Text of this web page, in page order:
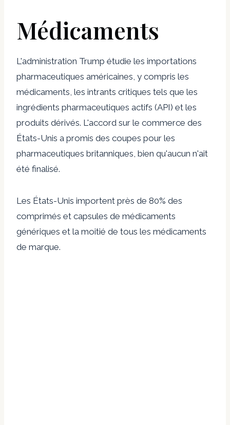
Médicaments
L'administration Trump étudie les importations
pharmaceutiques américaines, y compris les
médicaments, les intrants critiques tels que les
ingrédients pharmaceutiques actifs (API) et les
produits dérivés. L'accord sur le commerce des
États-Unis a promis des coupes pour les
pharmaceutiques britanniques, bien qu'aucun n'ait
été finalisé.
Les États-Unis importent près de 80% des
comprimés et capsules de médicaments
génériques et la moitié de tous les médicaments
de marque.